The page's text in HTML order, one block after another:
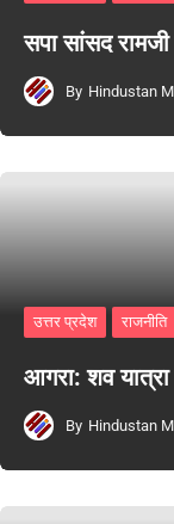
सपा सांसद
By Hindustan
उत्तर प्रदेश राजनीति
आगरा: शव
By Hindustan